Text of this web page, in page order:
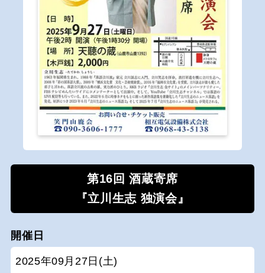
第16回 酒蔵寄席
『立川生志 独演会』
開催日
2025年09月27日(土)